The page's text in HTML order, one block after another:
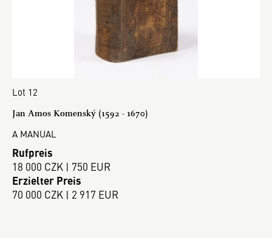
Lot 12
Jan Amos Komenský (1592 - 1670)
A MANUAL
Rufpreis
18 000 CZK | 750 EUR
Erzielter Preis
70 000 CZK | 2 917 EUR